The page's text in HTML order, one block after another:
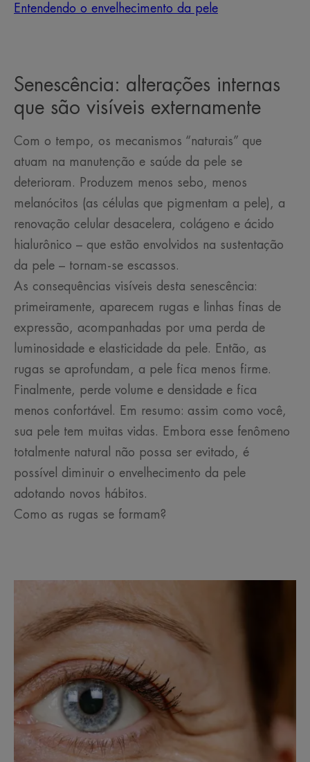
Entendendo o envelhecimento da pele
Senescência: alterações internas
que são visíveis externamente
Com o tempo, os mecanismos “naturais” que
atuam na manutenção e saúde da pele se
deterioram. Produzem menos sebo, menos
melanócitos (as células que pigmentam a pele), a
renovação celular desacelera, colágeno e ácido
hialurônico – que estão envolvidos na sustentação
da pele – tornam-se escassos.
As consequências visíveis desta senescência:
primeiramente, aparecem rugas e linhas finas de
expressão, acompanhadas por uma perda de
luminosidade e elasticidade da pele. Então, as
rugas se aprofundam, a pele fica menos firme.
Finalmente, perde volume e densidade e fica
menos confortável. Em resumo: assim como você,
sua pele tem muitas vidas. Embora esse fenômeno
totalmente natural não possa ser evitado, é
possível diminuir o envelhecimento da pele
adotando novos hábitos.
Como as rugas se formam?